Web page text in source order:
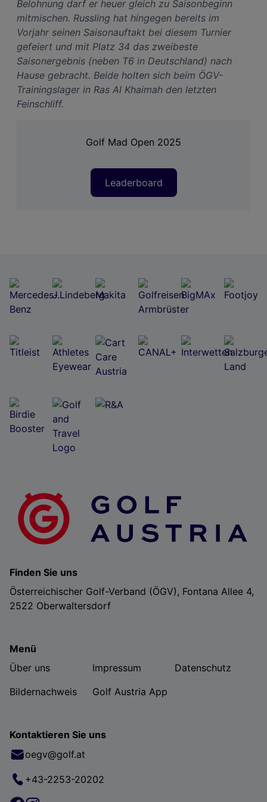
Belohnung darf er heuer gleich zu Saisonbeginn
mitmischen. Russling hat hingegen bereits im
Vorjahr seinen Saisonauftakt bei diesem Turnier
gefeiert und mit Platz 34 das zweibeste
Saisonergebnis (neben T6 in Deutschland) nach
Hause gebracht. Beide holten sich beim ÖGV-
Trainingslager in Ras Al Khaimah den letzten
Feinschliff.
Golf Mad Open 2025
Leaderboard
Finden Sie uns
Österreichischer Golf-Verband (ÖGV), Fontana Allee 4,
2522 Oberwaltersdorf
Menü
Über uns
Impressum
Datenschutz
Bildernachweis
Golf Austria App
Kontaktieren Sie uns
oegv@golf.at
+43-2253-20202
Link zur Datenschutzrichtlinie
Impressum
Wir und unsere Partner verarbeiten Daten, um
Folgendes bereitzustellen:
Verwendung genauer Standortdaten. Endgeräteeigenschaften zur Identifikation
aktiv abfragen. Speichern von oder Zugriff auf Informationen auf einem
Endgerät. Personalisierte Werbung und Inhalte, Messung von Werbeleistung
und der Performance von Inhalten, Zielgruppenforschung sowie Entwicklung
und Verbesserung von Angeboten.